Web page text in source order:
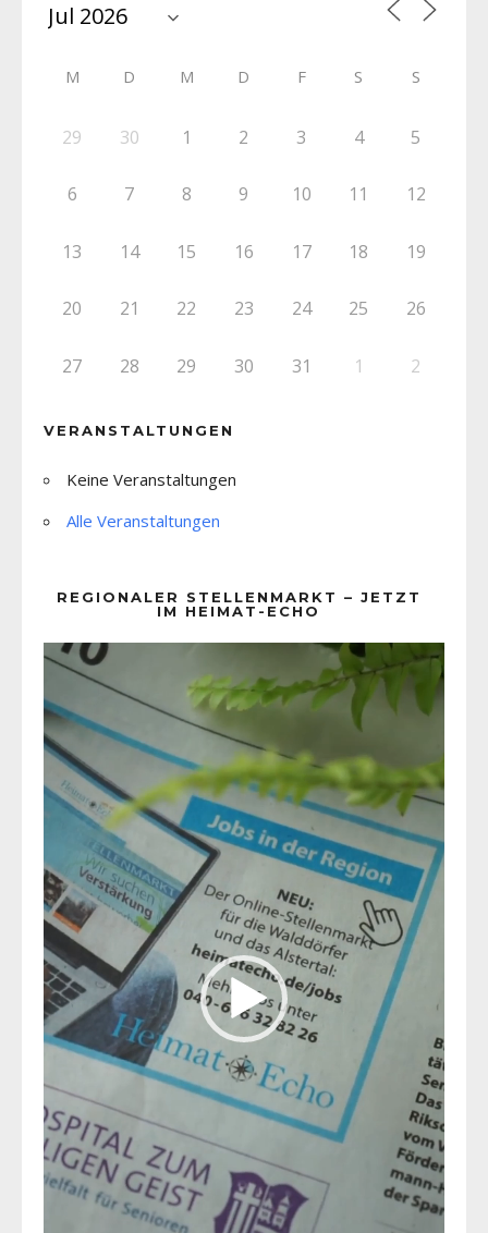
M D M D F S S
29 30 1 2 3 4 5
6 7 8 9 10 11 12
13 14 15 16 17 18 19
20 21 22 23 24 25 26
27 28 29 30 31 1 2
VERANSTALTUNGEN
Keine Veranstaltungen
Alle Veranstaltungen
REGIONALER STELLENMARKT – JETZT
IM HEIMAT-ECHO
Player